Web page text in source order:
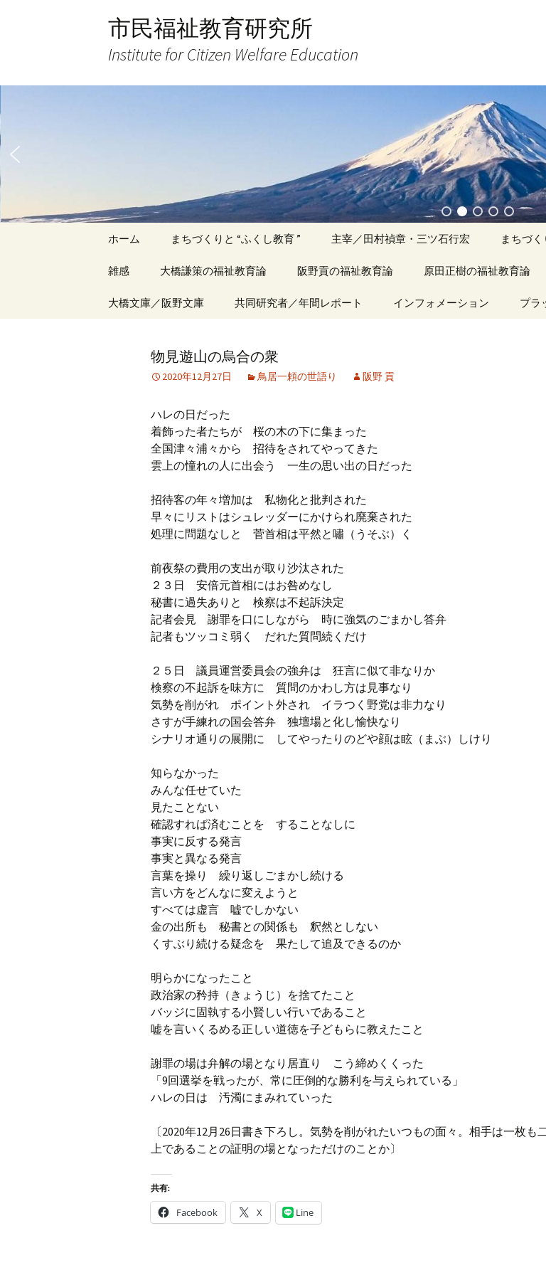
ス
キ
ッ
市民福祉教育研究所
Institute for Citizen Welfare Education
ホーム まちづくりと “ふくし教育 ” 主宰／田村禎章・三ツ石行宏 まちづ
アーカ
雑感
アーカイブ（１）
記事（51）～
アーカイブ（４）
記事（151）～
アーカイブ（５）
大橋謙策の福祉教育論
アーカイブ（１）
論文
アーカイブ（４）
講演録
アーカイブ（５）
阪野貢の福祉教育論
アーカイブ（１）
アーカイブ（４）
社会福祉セミナー
アーカイブ（５）
原田正樹の福祉教育論
アーカイブ（１）
大橋文庫／阪野文庫 共同研究者／年間レポート インフォメーション プラ
物見遊山の烏合の衆
2020年12月27日 鳥居一頼の世語り 阪野 貢
ハレの日だった
着飾った者たちが 桜の木の下に集まった
全国津々浦々から 招待をされてやってきた
雲上の憧れの人に出会う 一生の思い出の日だった
招待客の年々増加は 私物化と批判された
早々にリストはシュレッダーにかけられ廃棄された
処理に問題なしと 菅首相は平然と嘯（うそぶ）く
前夜祭の費用の支出が取り沙汰された
２３日 安倍元首相にはお咎めなし
秘書に過失ありと 検察は不起訴決定
記者会見 謝罪を口にしながら 時に強気のごまかし答弁
記者もツッコミ弱く だれた質問続くだけ
２５日 議員運営委員会の強弁は 狂言に似て非なりか
検察の不起訴を味方に 質問のかわし方は見事なり
気勢を削がれ ポイント外され イラつく野党は非力なり
さすが手練れの国会答弁 独壇場と化し愉快なり
シナリオ通りの展開に してやったりのどや顔は眩（まぶ）しけり
知らなかった
みんな任せていた
見たことない
確認すれば済むことを することなしに
事実に反する発言
事実と異なる発言
言葉を操り 繰り返しごまかし続ける
言い方をどんなに変えようと
すべては虚言 嘘でしかない
金の出所も 秘書との関係も 釈然としない
くすぶり続ける疑念を 果たして追及できるのか
明らかになったこと
政治家の矜持（きょうじ）を捨てたこと
バッジに固執する小賢しい行いであること
嘘を言いくるめる正しい道徳を子どもらに教えたこと
謝罪の場は弁解の場となり居直り こう締めくくった
「9回選挙を戦ったが、常に圧倒的な勝利を与えられている」
ハレの日は 汚濁にまみれていった
〔2020年12月26日書き下ろし。気勢を削がれたいつもの面々。相手は一枚も
上であることの証明の場となっただけのことか〕
共有:
Facebook X Line